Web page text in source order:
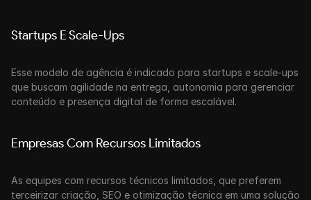
Startups E Scale-Ups
Esse modelo de agência é indicado para startups e scale-ups
que buscam agilidade na entrega, autonomia para gerenciar
conteúdo e presença digital de forma escalável.
Empresas Com Recursos Limitados
As equipes com recursos técnicos limitados, que preferem
terceirizar criação, SEO e otimização técnica em uma solução